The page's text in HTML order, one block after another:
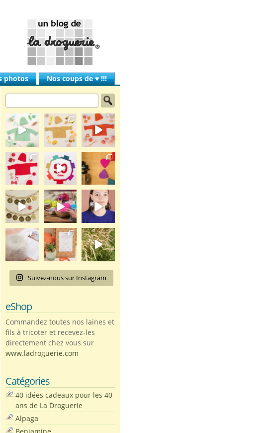
photos Nos coups de ♥ !!!
Suivez-nous sur Instagram
eShop
Commandez toutes nos laines et
fils à tricoter et recevez-les
directement chez vous sur
www.ladroguerie.com
Catégories
40 idées cadeaux pour les 40
ans de La Droguerie
Alpaga
Benjamine